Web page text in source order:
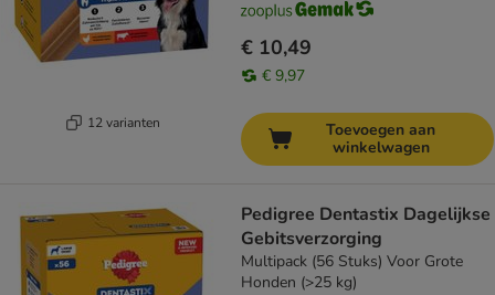
12 varianten
€ 10,49
€ 9,97
Toevoegen aan
winkelwagen
Pedigree Dentastix Dagelijkse
Gebitsverzorging
Multipack (56 Stuks) Voor Grote
Honden (>25 kg)